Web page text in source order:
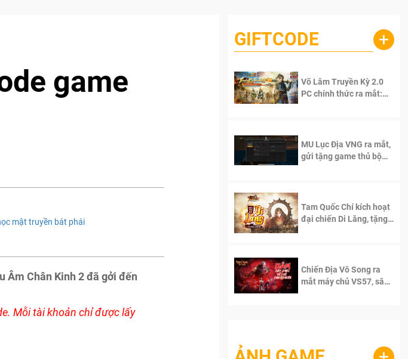
game
mật truyền bát phái
Âm Chân Kinh 2 đã gởi đến
Mỗi tài khoản chỉ được lấy
GIFTCODE +
Võ Lâm Truyền Kỳ 2.0
PC chính thức ra mắt:
MU Lục Địa VNG ra mắt,
gửi tặng game thủ bộ
Tam Quốc Chí kích hoạt
đại chiến Di Lăng, tặng
Chiến Địa Vô Song ra
mắt máy chủ VS57, sân